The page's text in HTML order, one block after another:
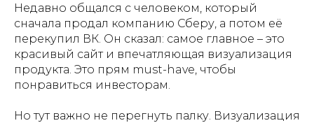
Недавно общался с человеком, который
сначала продал компанию Сберу, а потом её
перекупил ВК. Он сказал: самое главное – это
красивый сайт и впечатляющая визуализация
продукта. Это прям must-have, чтобы
понравиться инвесторам.
Но тут важно не перегнуть палку. Визуализация